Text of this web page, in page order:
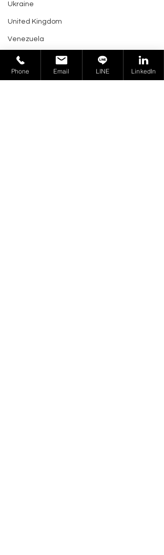
Ukraine
United Kingdom
Venezuela
Vietnam
Virgin Islands
Phone Email LINE LinkedIn